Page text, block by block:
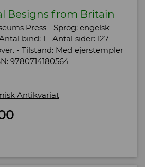
Besigns from Britain
Press - Sprog: engelsk -
bind: 1 - Antal sider: 127 -
- Tilstand: Med ejerstempler
9780714180564
Antikvariat